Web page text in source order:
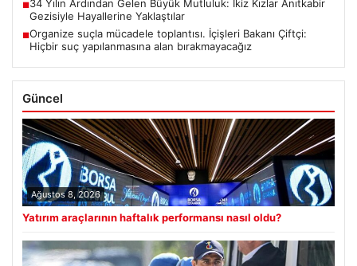
■34 Yılın Ardından Gelen Büyük Mutluluk: İkiz Kızlar Anıtkabir
Gezisiyle Hayallerine Yaklaştılar
■Organize suçla mücadele toplantısı. İçişleri Bakanı Çiftçi:
Hiçbir suç yapılanmasına alan bırakmayacağız
Güncel
Ağustos 8, 2026
Yatırım araçlarının haftalık performansı nasıl oldu?